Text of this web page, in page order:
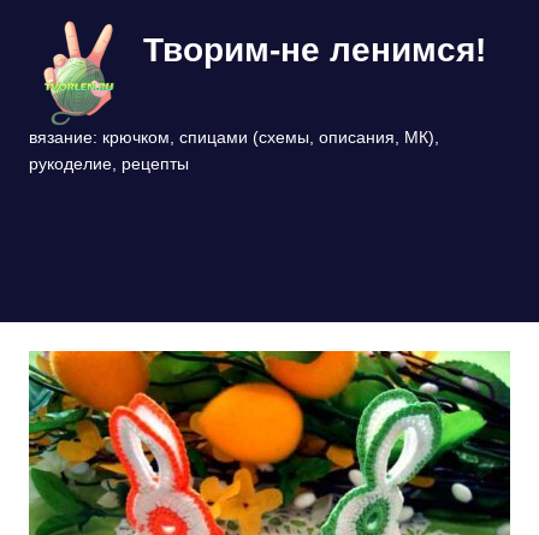
содержимому
Творим-не ленимся!
вязание: крючком, спицами (схемы, описания, МК),
рукоделие, рецепты